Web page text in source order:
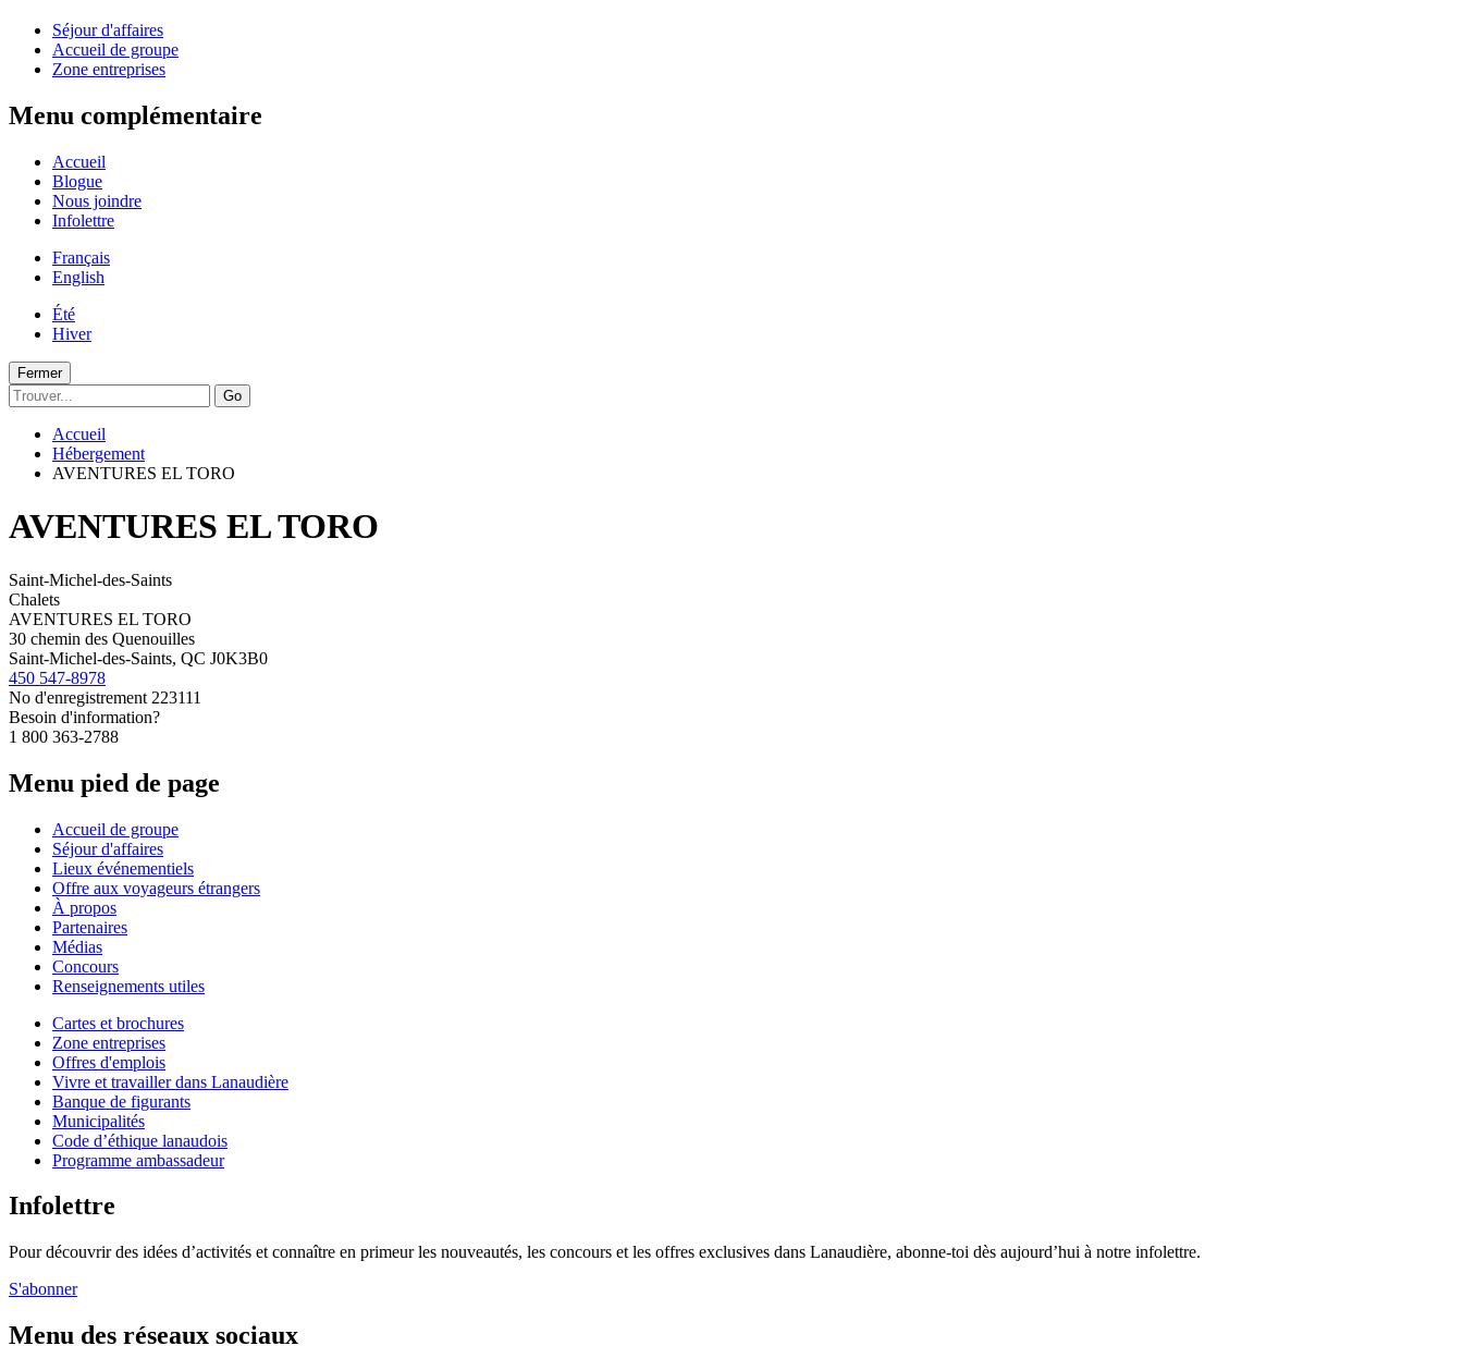
Séjour d'affaires
Accueil de groupe
Zone entreprises
Menu complémentaire
Accueil
Blogue
Nous joindre
Infolettre
Français
English
Été
Hiver
Fermer
Go
Accueil
Hébergement
AVENTURES EL TORO
AVENTURES EL TORO
Saint-Michel-des-Saints
Chalets
AVENTURES EL TORO
30 chemin des Quenouilles
Saint-Michel-des-Saints, QC J0K3B0
450 547-8978
No d'enregistrement 223111
Besoin d'information?
1 800 363-2788
Menu pied de page
Accueil de groupe
Séjour d'affaires
Lieux événementiels
Offre aux voyageurs étrangers
À propos
Partenaires
Médias
Concours
Renseignements utiles
Cartes et brochures
Zone entreprises
Offres d'emplois
Vivre et travailler dans Lanaudière
Banque de figurants
Municipalités
Code d’éthique lanaudois
Programme ambassadeur
Infolettre
Pour découvrir des idées d’activités et connaître en primeur les nouveautés, les concours et les offres exclusives dans Lanaudière, abonne-toi dès aujourd’hui à notre infolettre.
S'abonner
Menu des réseaux sociaux